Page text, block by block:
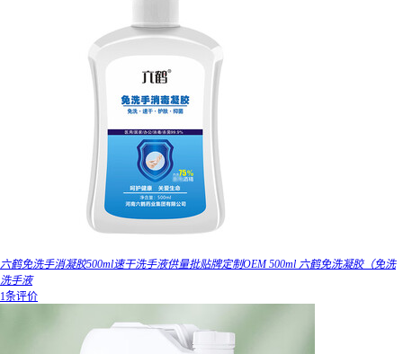
六鹤免洗手消凝胶500ml速干洗手液供量批贴牌定制OEM 500ml 六鹤免洗凝胶（免洗
洗手液
1条评价